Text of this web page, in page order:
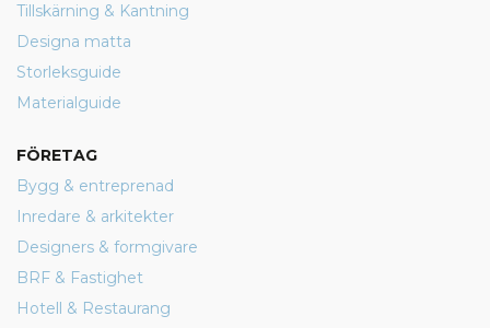
Tillskärning & Kantning
Designa matta
Storleksguide
Materialguide
FÖRETAG
Bygg & entreprenad
Inredare & arkitekter
Designers & formgivare
BRF & Fastighet
Hotell & Restaurang